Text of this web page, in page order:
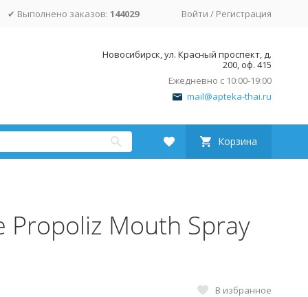
✔ Выполнено заказов: 144029 Войти / Регистрация
Новосибирск, ул. Красный проспект, д.
200, оф. 415
Ежедневно с 10:00-19:00
mail@apteka-thai.ru
Корзина
Propoliz Mouth Spray
В избранное